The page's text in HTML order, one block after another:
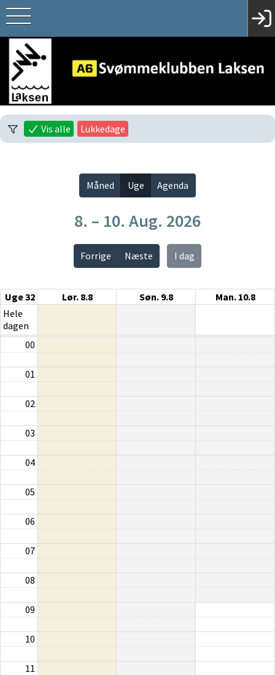
Vis alle Lukkedage
Forrige Næste I dag
8. – 10. Aug. 2026
Måned Uge Agenda
Uge 32 Lør. 8.8 Søn. 9.8
Man. 10.8
Hele
dagen
00
01
02
03
04
05
06
07
08
09
10
11